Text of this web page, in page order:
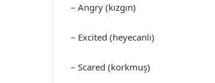
– Angry (kızgın)
– Excited (heyecanlı)
– Scared (korkmuş)